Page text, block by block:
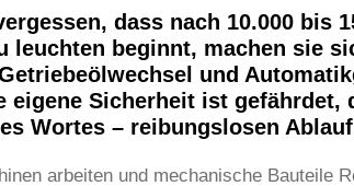
dass nach 10.000
leuchten beginnt, machen sie
und
eigene Sicherheit ist
Wortes – reibungslosen
arbeiten und mechanische Bauteile